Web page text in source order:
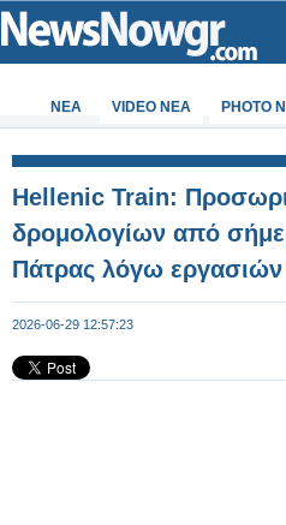
ΝΕΑ VIDEO NEA PHOTO
Hellenic Train:
δρομολογίων από
Πάτρας λόγω
2026-06-29 12:57:23